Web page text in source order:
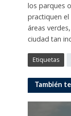
los parques
practiquen
áreas
ciudad tan
Etiquetas
También